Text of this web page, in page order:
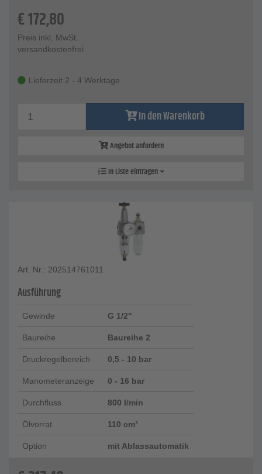
€172,80
Preis inkl. MwSt.
versandkostenfrei
Lieferzeit 2 - 4 Werktage
In den Warenkorb
Angebot anfordern
In Liste eintragen
Art. Nr.: 202514761011
Ausführung
Gewinde G 1/2"
Baureihe Baureihe 2
Druckregelbereich 0,5 - 10 bar
Manometeranzeige 0 - 16 bar
Durchfluss 800 l/min
Ölvorrat 110 cm³
Option mit Ablassautomatik